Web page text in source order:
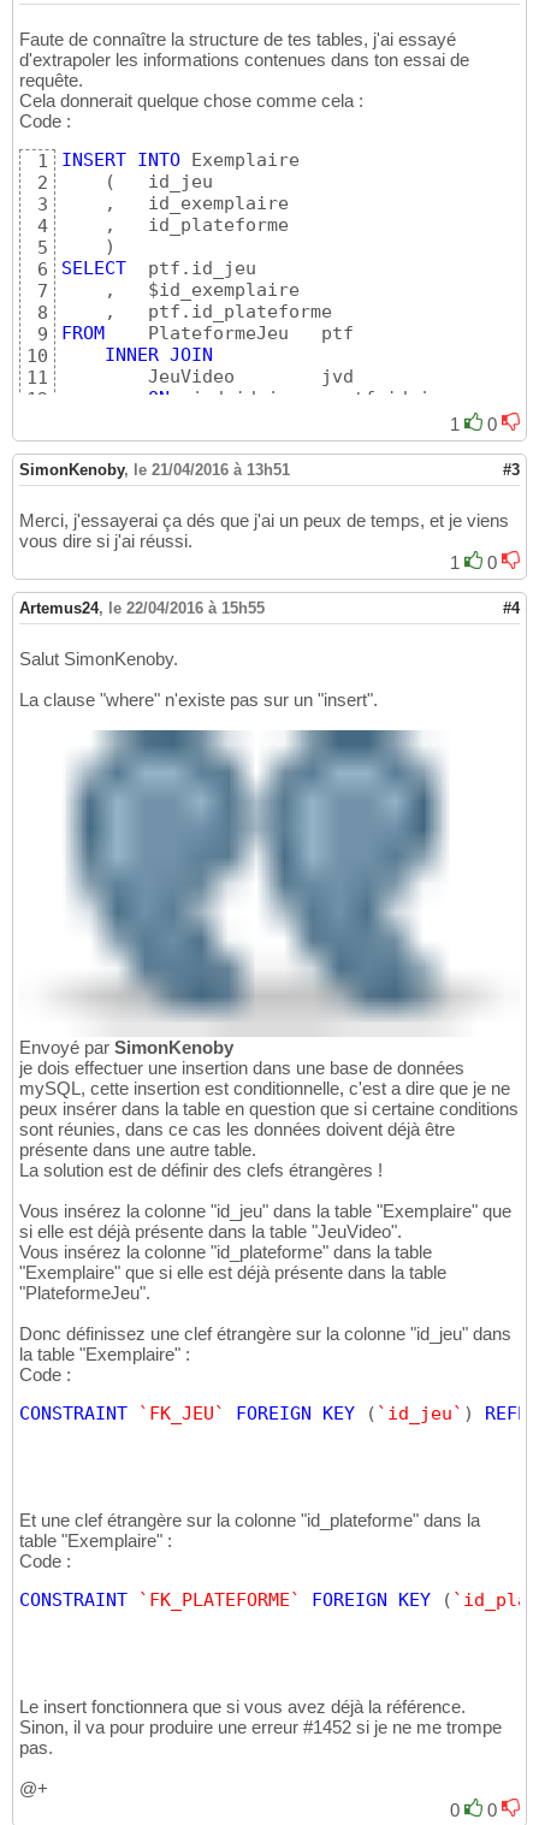
Faute de connaître la structure de tes tables, j'ai essayé
d'extrapoler les informations contenues dans ton essai de
requête.
Cela donnerait quelque chose comme cela :
Code :
1
2
3
4
5
6
7
8
9
10
11
12
14
15
INSERT INTO Exemplaire
(
   id_jeu
    ,   id_exemplaire
    ,   id_plateforme
)
SELECT
  ptf.id_jeu
    ,   $id_exemplaire
FROM
    PlateformeJeu   ptf
INNER JOIN
        JeuVideo        jvd
ON
$_POST
AND jvd.id_jeu          = {$_POST
;
1 0
SimonKenoby, le 21/04/2016 à 13h51 #3
Merci, j'essayerai ça dés que j'ai un peux de temps, et je viens
vous dire si j'ai réussi.
1
0
Artemus24, le 22/04/2016 à 15h55 #4
Salut SimonKenoby.
La clause "where" n'existe pas sur un "insert".
Envoyé par SimonKenoby
je dois effectuer une insertion dans une base de données
mySQL, cette insertion est conditionnelle, c'est a dire que je ne
peux insérer dans la table en question que si certaine conditions
sont réunies, dans ce cas les données doivent déjà être
présente dans une autre table.
La solution est de définir des clefs étrangères !
Vous insérez la colonne "id_jeu" dans la table "Exemplaire" que
si elle est déjà présente dans la table "JeuVideo".
Vous insérez la colonne "id_plateforme" dans la table
"Exemplaire" que si elle est déjà présente dans la table
"PlateformeJeu".
Donc définissez une clef étrangère sur la colonne "id_jeu" dans
la table "Exemplaire" :
Code :
CONSTRAINT `FK_JEU` FOREIGN KEY ( `id_jeu` )
Et une clef étrangère sur la colonne "id_plateforme" dans la
table "Exemplaire" :
Code :
CONSTRAINT `FK_PLATEFORME` FOREIGN KEY (
Le insert fonctionnera que si vous avez déjà la référence.
Sinon, il va pour produire une erreur #1452 si je ne me trompe
pas.
@+
0
0